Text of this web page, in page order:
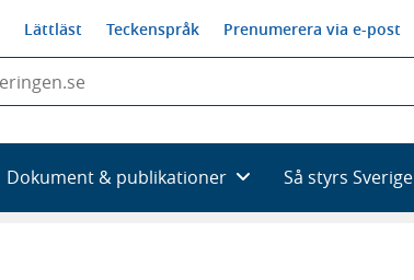
Lättläst Teckenspråk Prenumerera via e-post
Dokument & publikationer Så styrs Sverige